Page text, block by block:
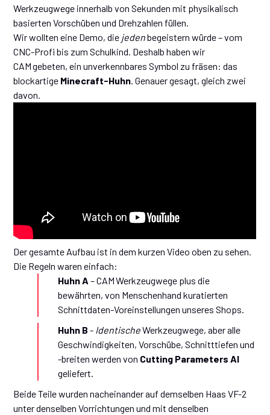
Werkzeugwege innerhalb von Sekunden mit physikalisch
basierten Vorschüben und Drehzahlen füllen.
Wir wollten eine Demo, die jedenbegeistern würde – vom
CNC-Profi bis zum Schulkind. Deshalb haben wir
CAM gebeten, ein unverkennbares Symbol zu fräsen: das
blockartige Minecraft-Huhn . Genauer gesagt, gleich zwei
davon.
Der gesamte Aufbau ist in dem kurzen Video oben zu sehen.
Die Regeln waren einfach:
Huhn A – CAM Werkzeugwege plus die
bewährten, von Menschenhand kuratierten
Schnittdaten-Voreinstellungen unseres Shops.
Huhn B - IdentischeWerkzeugwege, aber alle
Geschwindigkeiten, Vorschübe, Schnitttiefen und
-breiten werden von Cutting Parameters AI
geliefert.
Beide Teile wurden nacheinander auf demselben Haas VF-2
unter denselben Vorrichtungen und mit denselben